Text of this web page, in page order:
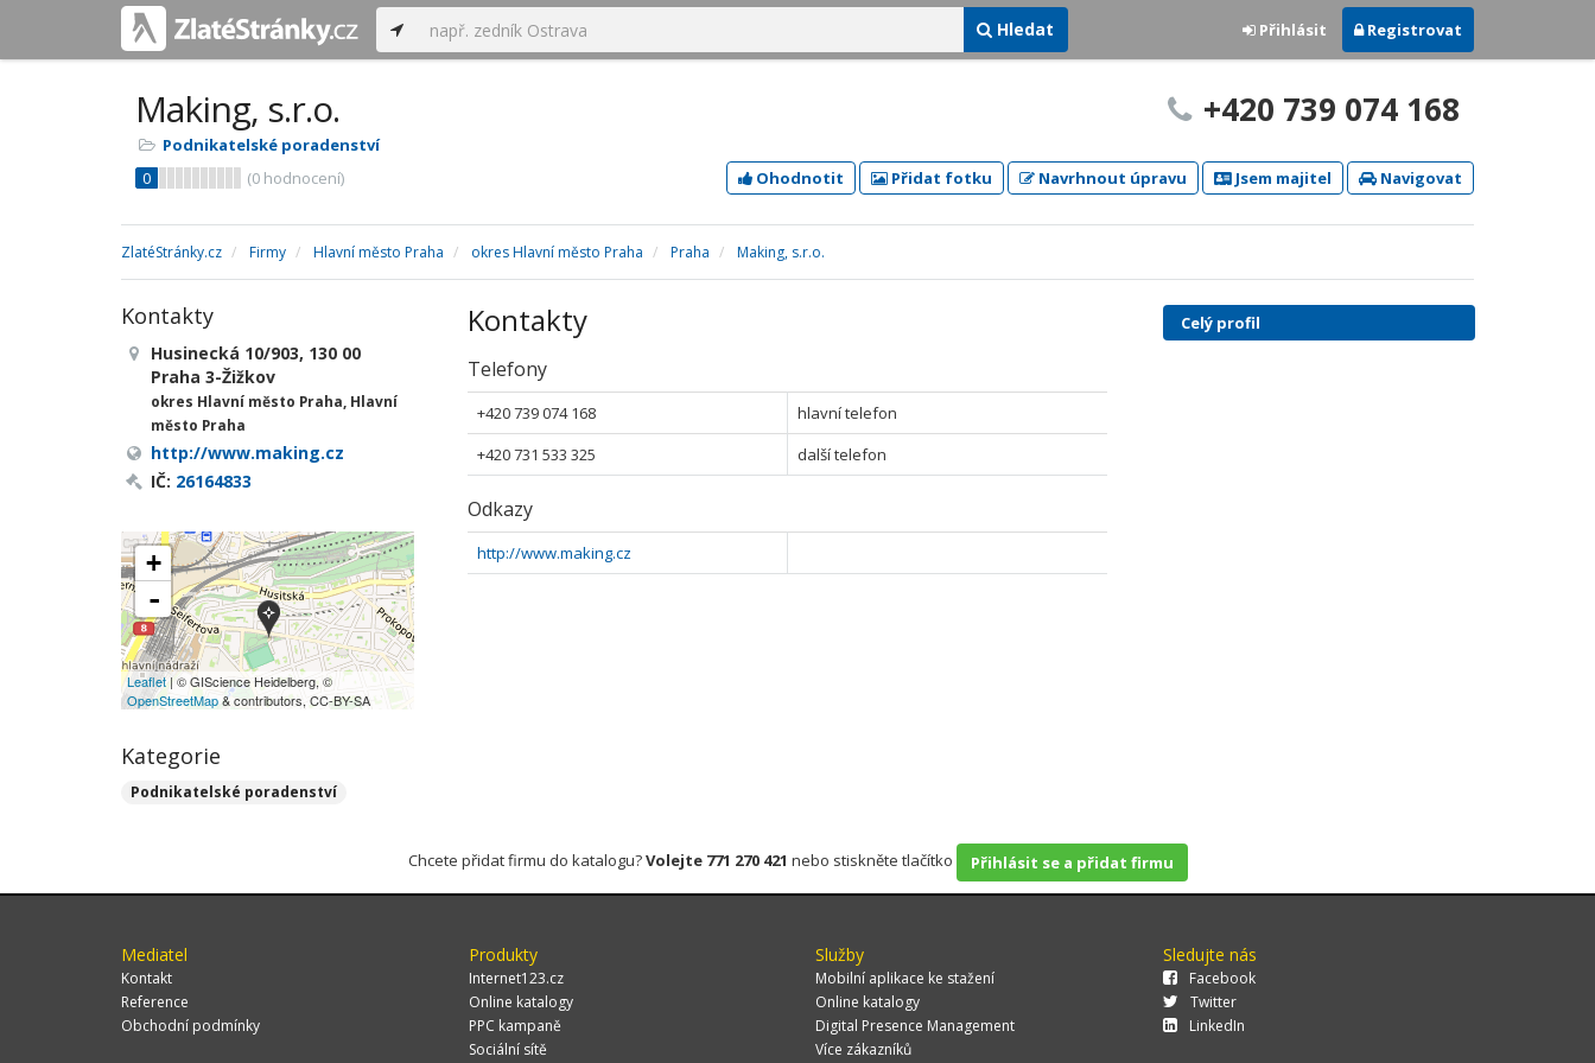
Hledat Přihlásit Registrovat
Making, s.r.o.
Podnikatelské poradenství
0
(0 hodnocení)
+420 739 074 168
Ohodnotit Přidat fotku Navrhnout úpravu Jsem majitel Navigovat
ZlatéStránky.cz Firmy Hlavní město Praha okres Hlavní město Praha Praha Making, s.r.o.
Kontakty
Telefony
+420 739 074 168
hlavní telefon
+420 731 533 325
další telefon
Odkazy
http://www.making.cz
Kontakty
Husinecká 10/903, 130 00
Praha 3-Žižkov
okres Hlavní město Praha, Hlavní
město Praha
http://www.making.cz
IČ: 26164833
+
-
Leaflet | © GIScience Heidelberg, ©
OpenStreetMap& contributors, CC-BY-SA
Kategorie
Podnikatelské poradenství
Celý profil
Chcete přidat firmu do katalogu?Volejte 771 270 421 nebo stiskněte tlačítko Přihlásit se a přidat firmu
Mediatel
Kontakt
Reference
Obchodní podmínky
Produkty
Internet123.cz
Online katalogy
PPC kampaně
Sociální sítě
Služby
Mobilní aplikace ke stažení
Online katalogy
Digital Presence Management
Více zákazníků
Sledujte nás
Facebook
Twitter
LinkedIn